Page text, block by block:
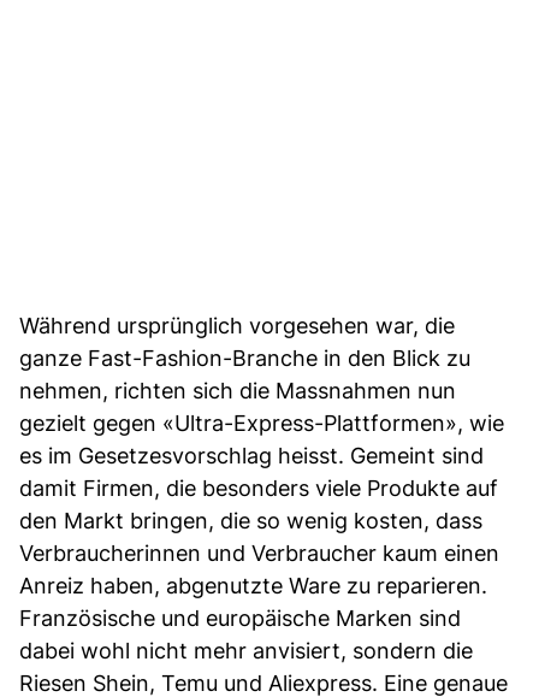
Während ursprünglich vorgesehen war, die
ganze Fast-Fashion-Branche in den Blick zu
nehmen, richten sich die Massnahmen nun
gezielt gegen «Ultra-Express-Plattformen», wie
es im Gesetzesvorschlag heisst. Gemeint sind
damit Firmen, die besonders viele Produkte auf
den Markt bringen, die so wenig kosten, dass
Verbraucherinnen und Verbraucher kaum einen
Anreiz haben, abgenutzte Ware zu reparieren.
Französische und europäische Marken sind
dabei wohl nicht mehr anvisiert, sondern die
Riesen Shein, Temu und Aliexpress. Eine genaue